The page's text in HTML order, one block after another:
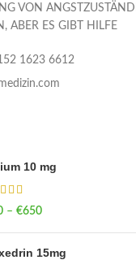
VON
ABER ES GIBT HILFE
1623 6612
10 mg
– €650
15mg